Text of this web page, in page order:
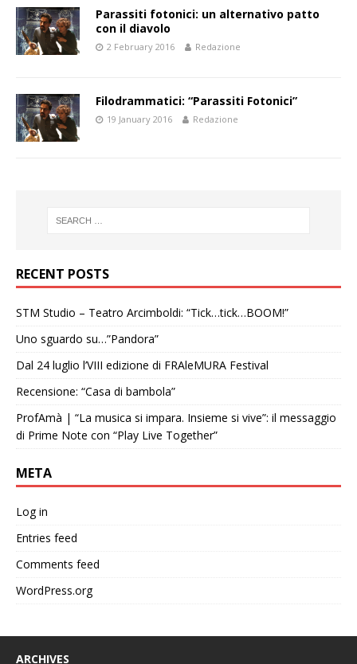
Parassiti fotonici: un alternativo patto
con il diavolo
2 February 2016 Redazione
Filodrammatici: “Parassiti Fotonici”
19 January 2016 Redazione
RECENT POSTS
STM Studio – Teatro Arcimboldi: “Tick…tick…BOOM!”
Uno sguardo su…”Pandora”
Dal 24 luglio l’VIII edizione di FRAleMURA Festival
Recensione: “Casa di bambola”
ProfAmà | “La musica si impara. Insieme si vive”: il messaggio
di Prime Note con “Play Live Together”
META
Log in
Entries feed
Comments feed
WordPress.org
ARCHIVES